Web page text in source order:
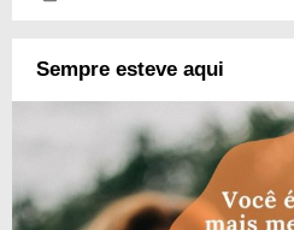
Sempre esteve aqui